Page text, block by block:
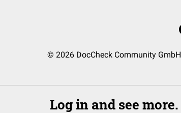
© 2026 DocCheck Community GmbH
Log in and see more.